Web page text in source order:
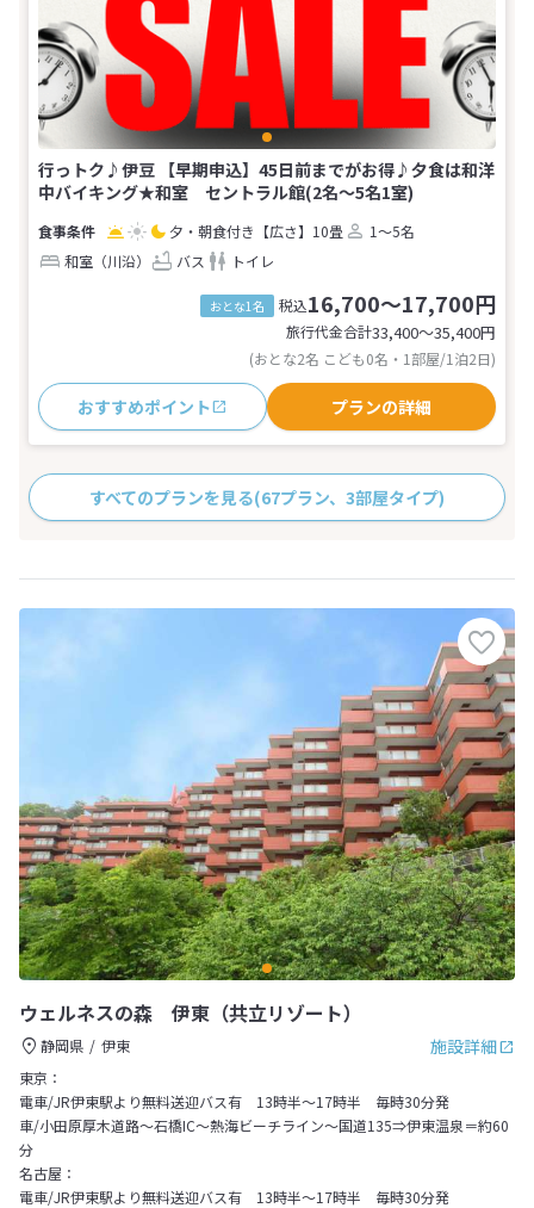
行っトク♪伊豆 【早期申込】45日前までがお得♪夕食は和洋
中バイキング★和室 セントラル館(2名～5名1室)
夕・朝食付き 【広さ】10畳
1～5名
和室（川沿）
バス トイレ
おとな1名 税込16,700～17,700円
旅行代金合計33,400〜35,400円
(おとな2名 こども0名・1部屋/1泊2日)
おすすめポイント プランの詳細
すべてのプランを見る(67プラン、3部屋タイプ)
ウェルネスの森 伊東（共立リゾート）
施設詳細
静岡県
伊東
東京：
電車/JR伊東駅より無料送迎バス有 13時半～17時半 毎時30分発
車/小田原厚木道路～石橋IC～熱海ビーチライン～国道135⇒伊東温泉＝約60
分
名古屋：
電車/JR伊東駅より無料送迎バス有 13時半～17時半 毎時30分発